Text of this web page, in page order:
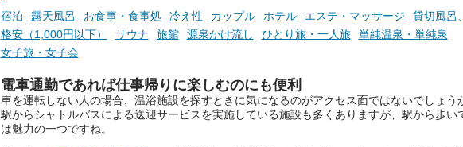
ニフティ温泉の「占
宿泊 露天風呂 お食事・食事処 冷え性 カップル ホテル エステ・マッサージ
貸切風呂
格安（1,000円以下）
サウナ 旅館 源泉かけ流し ひとり旅・一人旅
単純温泉・単純泉
女子旅・女子会
電車通勤であれば仕事帰りに楽しむのにも便利
車を運転しない人の場合、温浴施設を探すときに気になるのがアクセス面ではないでしょう
駅からシャトルバスによる送迎サービスを実施している施設も多くありますが、駅から歩い
は魅力の一つですね。